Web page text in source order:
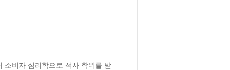
소비자 심리학으로 석사 학위를 받